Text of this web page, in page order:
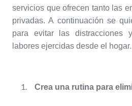
servicios que ofrecen tanto las
privadas. A continuación se
para evitar las distracciones
labores ejercidas desde el hogar.
Crea una rutina para